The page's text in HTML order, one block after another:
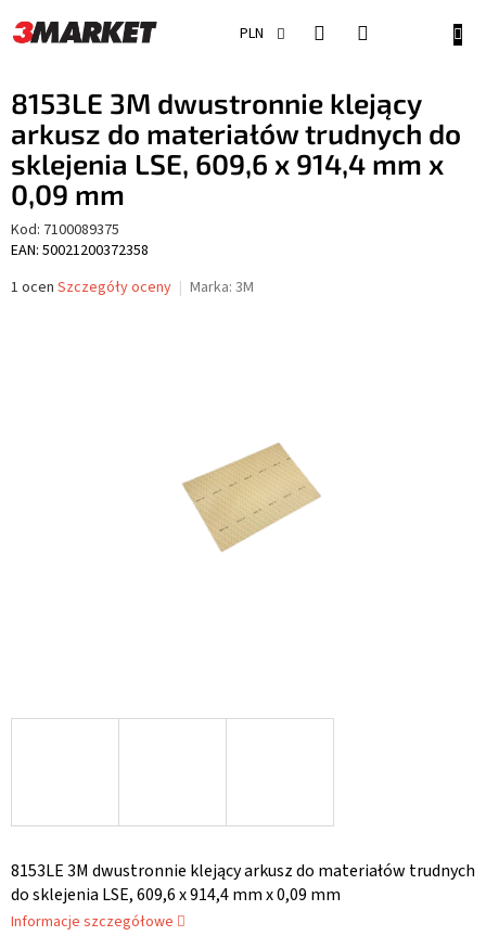
do
treści
PLN
8153LE 3M dwustronnie klejący
arkusz do materiałów trudnych do
sklejenia LSE, 609,6 x 914,4 mm x
0,09 mm
Kod: 7100089375
EAN: 50021200372358
Średnia
1 ocen Szczegóły oceny Marka: 3M
8153LE 3M dwustronnie klejący arkusz do materiałów trudnych
do sklejenia LSE, 609,6 x 914,4 mm x 0,09 mm
Informacje szczegółowe